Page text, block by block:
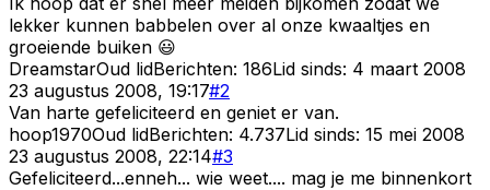
lekker kunnen babbelen over al onze kwaaltjes en
groeiende buiken 😃
DreamstarOud lidBerichten: 186Lid sinds: 4 maart 2008
23 augustus 2008, 19:17#2
Van harte gefeliciteerd en geniet er van.
hoop1970Oud lidBerichten: 4.737Lid sinds: 15 mei 2008
23 augustus 2008, 22:14#3
Gefeliciteerd...enneh... wie weet.... mag je me binnenkort